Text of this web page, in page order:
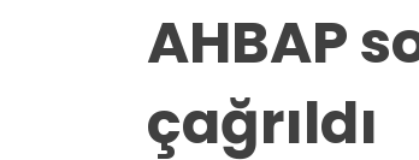
AHBAP
çağrıldı